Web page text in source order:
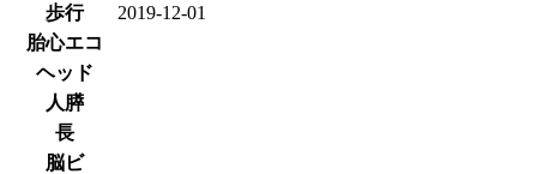
歩行
2019-12-01
胎心エコ
ヘッド
人膵
長
脳ビ